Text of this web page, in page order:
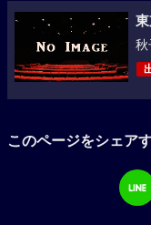
秋
このページをシェア